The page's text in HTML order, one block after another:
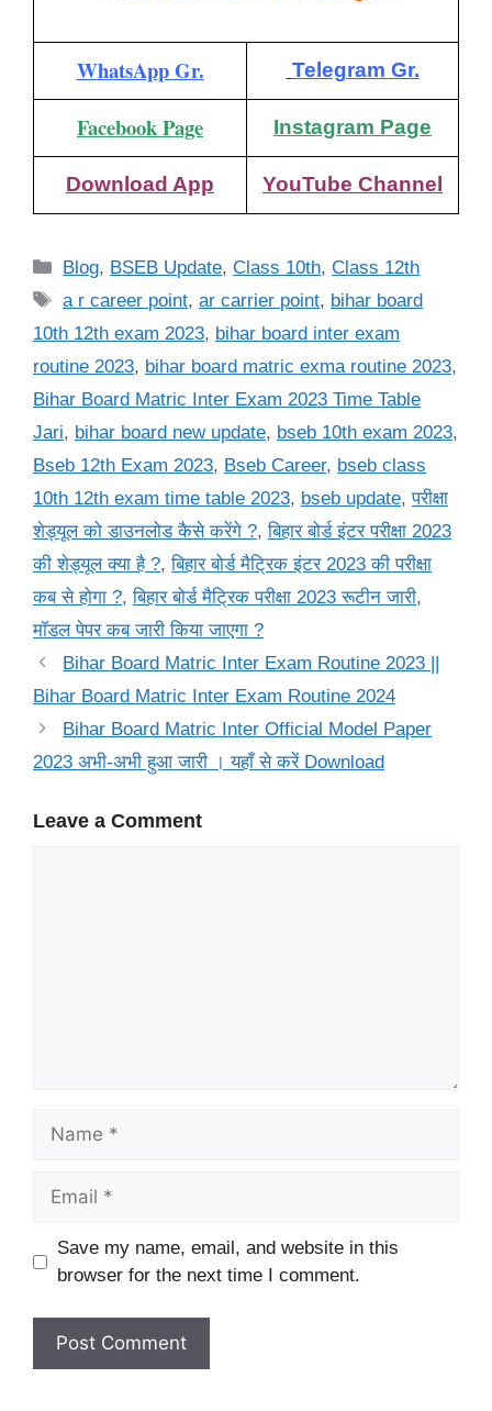
WhatsApp Gr. Telegram Gr.
Facebook Page Instagram Page
Download App YouTube Channel
Categories
Blog, BSEB Update,Class 10th,Class 12th
Tags
a r career point,ar carrier point, bihar board
10th 12th exam 2023, bihar board inter exam
routine 2023, bihar board matric exma routine 2023,
Bihar Board Matric Inter Exam 2023 Time Table
Jari, bihar board new update, bseb 10th exam 2023,
Bseb 12th Exam 2023, Bseb Career, bseb class
10th 12th exam time table 2023, bseb update,परीक्षा
शेड्यूल को डाउनलोड कैसे करेंगे ?,बिहार बोर्ड इंटर परीक्षा 2023
की शेड्यूल क्या है ?,बिहार बोर्ड मैट्रिक इंटर 2023 की परीक्षा
कब से होगा ?,बिहार बोर्ड मैट्रिक परीक्षा 2023 रूटीन जारी,
मॉडल पेपर कब जारी किया जाएगा ?
Bihar Board Matric Inter Exam Routine 2023 ||
Bihar Board Matric Inter Exam Routine 2024
Bihar Board Matric Inter Official Model Paper
2023 अभी-अभी हुआ जारी । यहाँ से करें Download
Leave a Comment
Name
Email
Website
Save my name, email, and website in this
browser for the next time I comment.